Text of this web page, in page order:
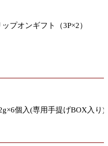
プオンギフト（3P×2）
個入(専用手提げBOX入り)